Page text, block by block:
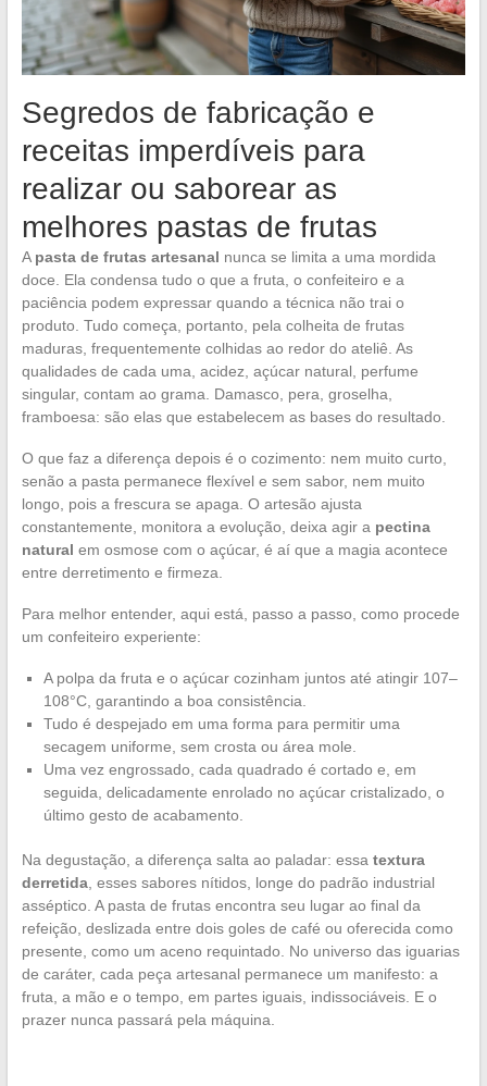
Segredos de fabricação e
receitas imperdíveis para
realizar ou saborear as
melhores pastas de frutas
A pasta de frutas artesanal nunca se limita a uma mordida
doce. Ela condensa tudo o que a fruta, o confeiteiro e a
paciência podem expressar quando a técnica não trai o
produto. Tudo começa, portanto, pela colheita de frutas
maduras, frequentemente colhidas ao redor do ateliê. As
qualidades de cada uma, acidez, açúcar natural, perfume
singular, contam ao grama. Damasco, pera, groselha,
framboesa: são elas que estabelecem as bases do resultado.
O que faz a diferença depois é o cozimento: nem muito curto,
senão a pasta permanece flexível e sem sabor, nem muito
longo, pois a frescura se apaga. O artesão ajusta
constantemente, monitora a evolução, deixa agir a pectina
natural em osmose com o açúcar, é aí que a magia acontece
entre derretimento e firmeza.
Para melhor entender, aqui está, passo a passo, como procede
um confeiteiro experiente:
A polpa da fruta e o açúcar cozinham juntos até atingir 107–
108°C, garantindo a boa consistência.
Tudo é despejado em uma forma para permitir uma
secagem uniforme, sem crosta ou área mole.
Uma vez engrossado, cada quadrado é cortado e, em
seguida, delicadamente enrolado no açúcar cristalizado, o
último gesto de acabamento.
Na degustação, a diferença salta ao paladar: essa textura
derretida, esses sabores nítidos, longe do padrão industrial
asséptico. A pasta de frutas encontra seu lugar ao final da
refeição, deslizada entre dois goles de café ou oferecida como
presente, como um aceno requintado. No universo das iguarias
de caráter, cada peça artesanal permanece um manifesto: a
fruta, a mão e o tempo, em partes iguais, indissociáveis. E o
prazer nunca passará pela máquina.